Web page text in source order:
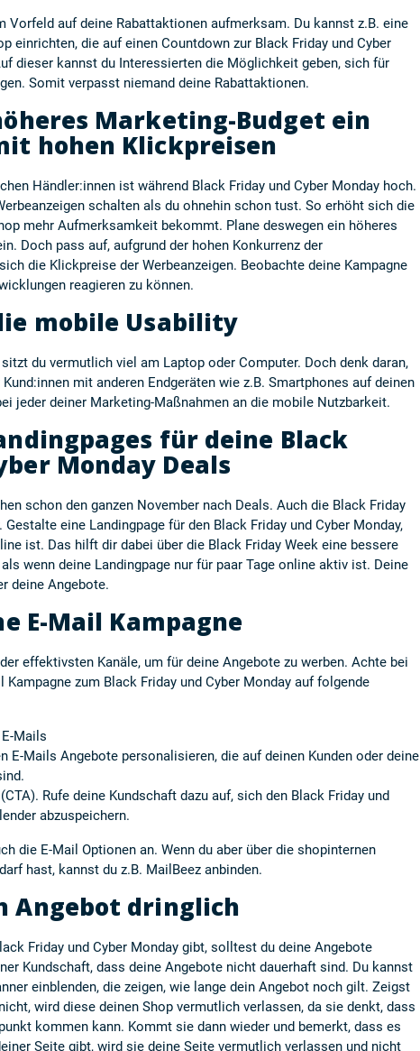
Vorfeld auf deine Rabattaktionen aufmerksam. Du kannst z.B. eine
einrichten, die auf einen Countdown zur Black Friday und Cyber
dieser kannst du Interessierten die Möglichkeit geben, sich für
Somit verpasst niemand deine Rabattaktionen.
Marketing-Budget ein
hohen Klickpreisen
Händler:innen ist während Black Friday und Cyber Monday hoch.
schalten als du ohnehin schon tust. So erhöht sich die
mehr Aufmerksamkeit bekommt. Plane deswegen ein höheres
Doch pass auf, aufgrund der hohen Konkurrenz der
die Klickpreise der Werbeanzeigen. Beobachte deine Kampagne
reagieren zu können.
mobile Usability
du vermutlich viel am Laptop oder Computer. Doch denk daran,
mit anderen Endgeräten wie z.B. Smartphones auf deinen
jeder deiner Marketing-Maßnahmen an die mobile Nutzbarkeit.
für deine Black
Monday Deals
schon den ganzen November nach Deals. Auch die Black Friday
eine Landingpage für den Black Friday und Cyber Monday,
ist. Das hilft dir dabei über die Black Friday Week eine bessere
wenn deine Landingpage nur für paar Tage online aktiv ist. Deine
deine Angebote.
E-Mail Kampagne
effektivsten Kanäle, um für deine Angebote zu werben. Achte bei
Kampagne zum Black Friday und Cyber Monday auf folgende
Mails
E-Mails Angebote personalisieren, die auf deinen Kunden oder deine
Rufe deine Kundschaft dazu auf, sich den Black Friday und
abzuspeichern.
die E-Mail Optionen an. Wenn du aber über die shopinternen
hast, kannst du z.B. MailBeez anbinden.
Angebot dringlich
Friday und Cyber Monday gibt, solltest du deine Angebote
Kundschaft, dass deine Angebote nicht dauerhaft sind. Du kannst
einblenden, die zeigen, wie lange dein Angebot noch gilt. Zeigst
wird diese deinen Shop vermutlich verlassen, da sie denkt, dass
kommen kann. Kommt sie dann wieder und bemerkt, dass es
Seite gibt, wird sie deine Seite vermutlich verlassen und nicht